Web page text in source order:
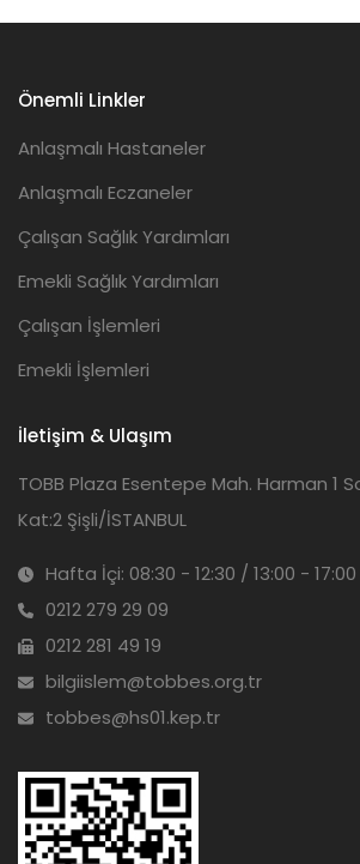
Önemli Linkler
Anlaşmalı Hastaneler
Anlaşmalı Eczaneler
Çalışan Sağlık Yardımları
Emekli Sağlık Yardımları
Çalışan İşlemleri
Emekli İşlemleri
İletişim & Ulaşım
TOBB Plaza Esentepe Mah. Harman 1
Kat:2 Şişli/İSTANBUL
Hafta İçi: 08:30 - 12:30 / 13:00 - 17:00
0212 279 29 09
0212 281 49 19
bilgiislem@tobbes.org.tr
tobbes@hs01.kep.tr